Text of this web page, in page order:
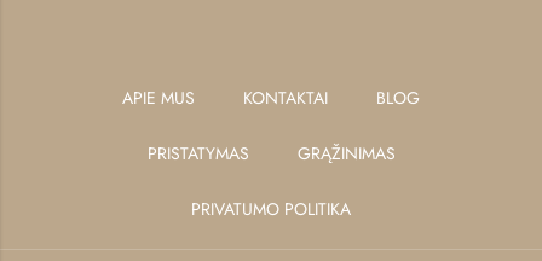
APIE MUS KONTAKTAI BLOG
PRISTATYMAS GRĄŽINIMAS
PRIVATUMO POLITIKA